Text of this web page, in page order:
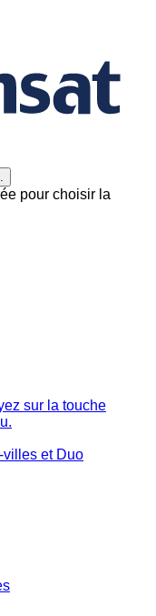
pour choisir la
sur la touche
villes et Duo